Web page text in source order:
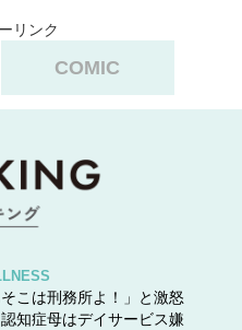
リンク
COMIC
そこは刑務所よ！」と激怒
認知症母はデイサービス嫌